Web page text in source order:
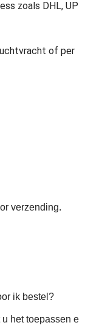
zoals DHL, UP
of per
verzending.
ik bestel?
het toepassen e